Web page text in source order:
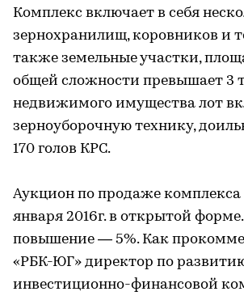
Комплекс включает в себя
зернохранилищ, коровников и
также земельные участки,
общей сложности превышает 3
недвижимого имущества лот
зерноуборочную технику,
170 голов КРС.
Аукцион по продаже комплекса
января 2016г. в открытой
повышение — 5%. Как
«РБК-ЮГ» директор по
инвестиционно-финансовой